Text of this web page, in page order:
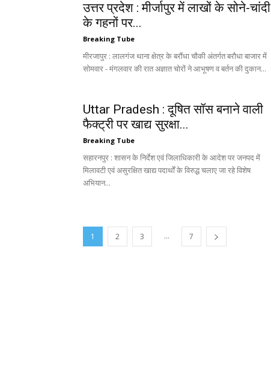
उत्तर प्रदेश : मीर्जापुर में लाखों के सोने-चांदी
के गहनों पर...
Breaking Tube
मीरजापुर : लालगंज थाना क्षेत्र के बरौंधा चौकी अंतर्गत बरौधा बाजार में
सोमवार - मंगलवार की रात अज्ञात चोरों ने आभूषण व बर्तन की दुकान...
Uttar Pradesh : दूषित सॉस बनाने वाली
फैक्ट्री पर खाद्य सुरक्षा...
Breaking Tube
सहारनपुर : शासन के निर्देश एवं जिलाधिकारी के आदेश पर जनपद में
मिलावटी एवं असुरक्षित खाद्य पदार्थों के विरुद्ध चलाए जा रहे विशेष
अभियान...
1 2 3 ... 7